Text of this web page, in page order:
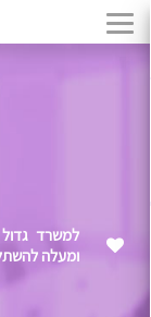
ומעלה